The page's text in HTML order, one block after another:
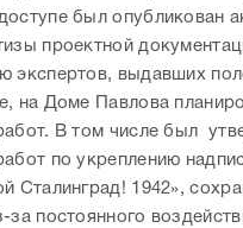
был опубликован
проектной
экспертов, выдавших
на Доме Павлова
В том числе был
по укреплению
Сталинград! 1942»,
за постоянного